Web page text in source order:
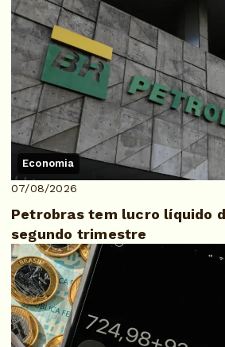
Economia
07/08/2026
Petrobras tem lucro líquido
segundo trimestre